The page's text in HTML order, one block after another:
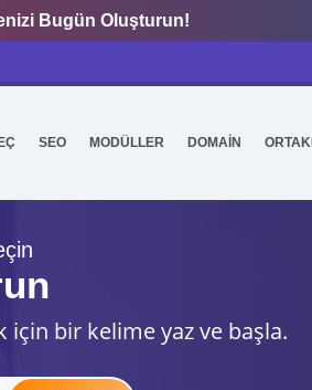
Bugün Oluşturun!
SEO MODÜLLER DOMAİN
için bir kelime yaz ve başla.